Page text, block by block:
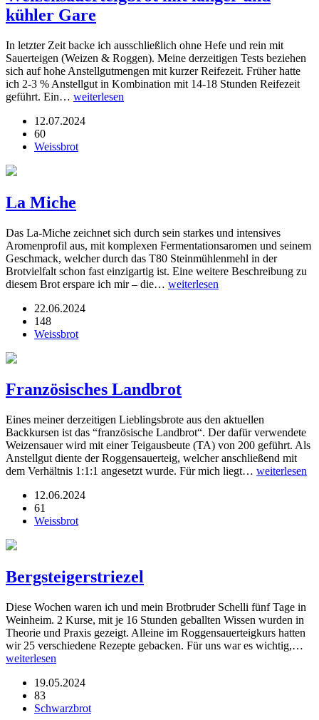
kühler Gare
In letzter Zeit backe ich ausschließlich ohne Hefe und rein mit
Sauerteigen (Weizen & Roggen). Meine derzeitigen Tests beziehen
sich auf hohe Anstellgutmengen mit kurzer Reifezeit. Früher hatte
ich 2-3 % Anstellgut in Kombination mit 14-18 Stunden Reifezeit
geführt. Ein… weiterlesen
12.07.2024
60
Weissbrot
La Miche
Das La-Miche zeichnet sich durch sein starkes und intensives
Aromenprofil aus, mit komplexen Fermentationsaromen und seinem
Geschmack, welcher durch das T80 Steinmühlenmehl in der
Brotvielfalt schon fast einzigartig ist. Eine weitere Beschreibung zu
diesem Brot erspare ich mir – die… weiterlesen
22.06.2024
148
Weissbrot
Französisches Landbrot
Eines meiner derzeitigen Lieblingsbrote aus den aktuellen
Backkursen ist das “französische Landbrot“. Der dafür verwendete
Weizensauer wird mit einer Teigausbeute (TA) von 200 geführt. Als
Anstellgut diente der Roggensauerteig, welcher anschließend mit
dem Verhältnis 1:1:1 angesetzt wurde. Für mich liegt… weiterlesen
12.06.2024
61
Weissbrot
Bergsteigerstriezel
Diese Wochen waren ich und mein Brotbruder Schelli fünf Tage in
Weinheim. 2 Kurse, mit je 16 Stunden geballten Wissen wurden in
Theorie und Praxis gezeigt. Alleine im Roggensauerteigkurs hatten
wir 25 verschiedene Rezepte gebacken. Für uns war es wichtig,…
weiterlesen
19.05.2024
83
Schwarzbrot